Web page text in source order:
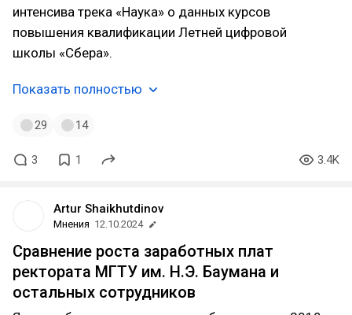
интенсива трека «Наука» о данных курсов
повышения квалификации Летней цифровой
школы «Сбера».
Показать полностью
29 14
3 1 3.4K
Artur Shaikhutdinov
Мнения 12.10.2024
Сравнение роста заработных плат
ректората МГТУ им. Н.Э. Баумана и
остальных сотрудников